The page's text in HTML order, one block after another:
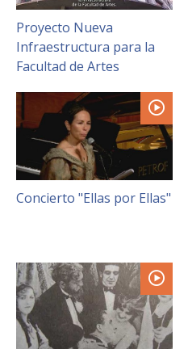
Proyecto Nueva
Infraestructura para la
Facultad de Artes
Concierto "Ellas por Ellas"